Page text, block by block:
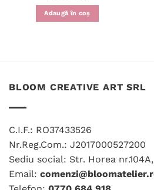
Adaugă în coș
BLOOM CREATIVE ART SRL
C.I.F.: RO37433526
Nr.Reg.Com.: J2017000527200
Sediu social: Str. Horea
Email: